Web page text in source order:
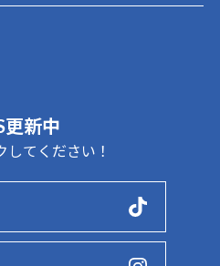
更新中
してください！